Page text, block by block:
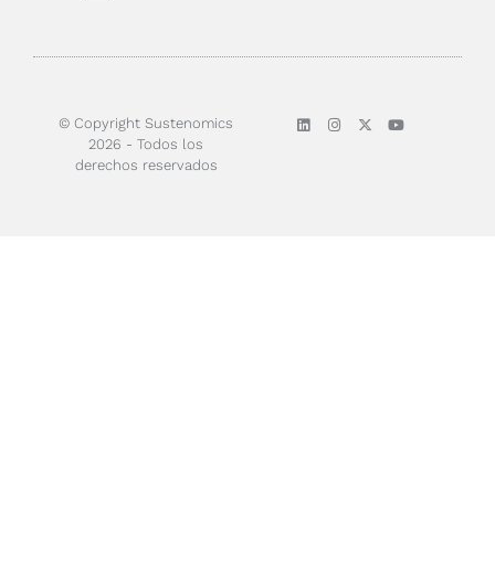
© Copyright Sustenomics
2026 - Todos los
derechos reservados